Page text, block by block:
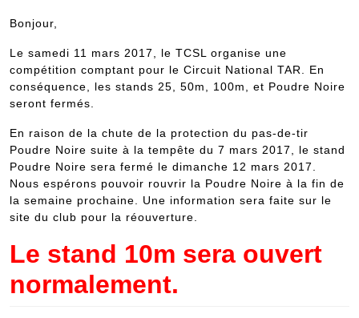
Bonjour,
Le samedi 11 mars 2017, le TCSL organise une
compétition comptant pour le Circuit National TAR. En
conséquence, les stands 25, 50m, 100m, et Poudre Noire
seront fermés.
En raison de la chute de la protection du pas-de-tir
Poudre Noire suite à la tempête du 7 mars 2017, le stand
Poudre Noire sera fermé le dimanche 12 mars 2017.
Nous espérons pouvoir rouvrir la Poudre Noire à la fin de
la semaine prochaine. Une information sera faite sur le
site du club pour la réouverture.
Le stand 10m sera ouvert
normalement.